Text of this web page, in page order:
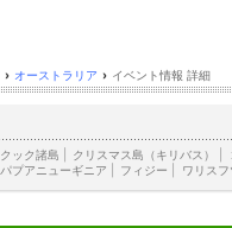
› オーストラリア › イベント情報 詳細
クック諸島 クリスマス島（キリバス）
パプアニューギニア フィジー ワリス